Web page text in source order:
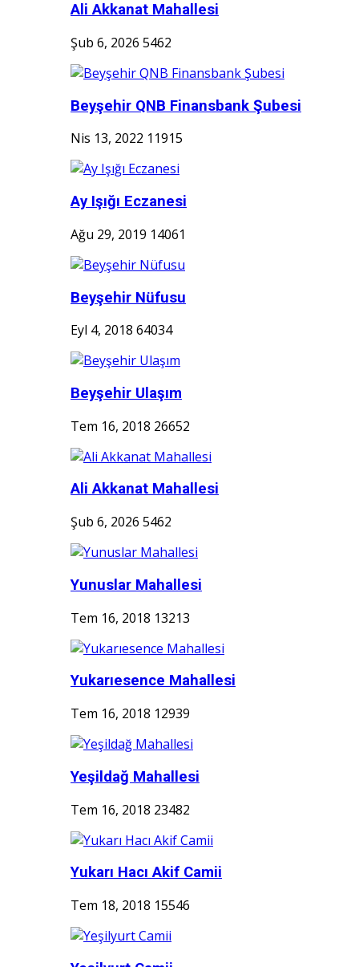
Ali Akkanat Mahallesi
Şub 6, 2026 5462
Beyşehir QNB Finansbank Şubesi
Nis 13, 2022 11915
Ay Işığı Eczanesi
Ağu 29, 2019 14061
Beyşehir Nüfusu
Eyl 4, 2018 64034
Beyşehir Ulaşım
Tem 16, 2018 26652
Ali Akkanat Mahallesi
Şub 6, 2026 5462
Yunuslar Mahallesi
Tem 16, 2018 13213
Yukarıesence Mahallesi
Tem 16, 2018 12939
Yeşildağ Mahallesi
Tem 16, 2018 23482
Yukarı Hacı Akif Camii
Tem 18, 2018 15546